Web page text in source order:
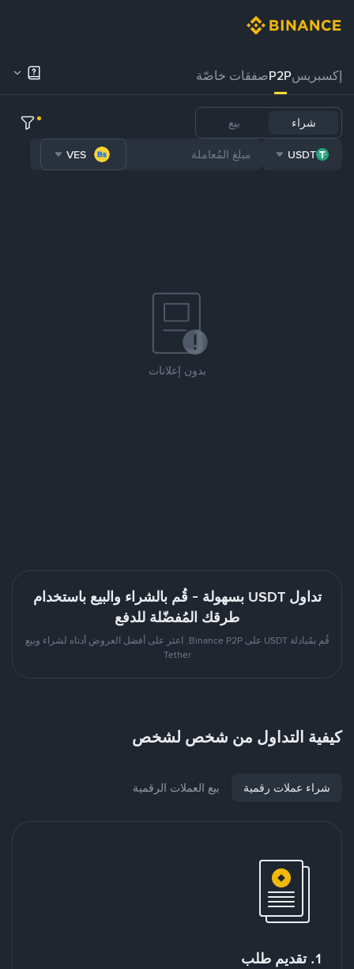
إكسبريسP2Pصفقات خاصّة
شراء بيع
USDT
VES
بدون إعلانات
تداول USDT بسهولة - قُم بالشراء والبيع باستخدام
طرقك المُفضّلة للدفع
قُم بمُبادلة USDT على Binance P2P. اعثر على أفضل العروض أدناه لشراء وبيع
Tether
كيفية التداول من شخص لشخص
شراء عملات رقمية بيع العملات الرقمية
1. تقديم طلب